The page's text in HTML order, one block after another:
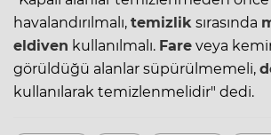
havalandırılmalı, temizlik sırasında
eldiven kullanılmalı. Fare veya
görüldüğü alanlar süpürülmemeli,
kullanılarak temizlenmelidir" dedi.